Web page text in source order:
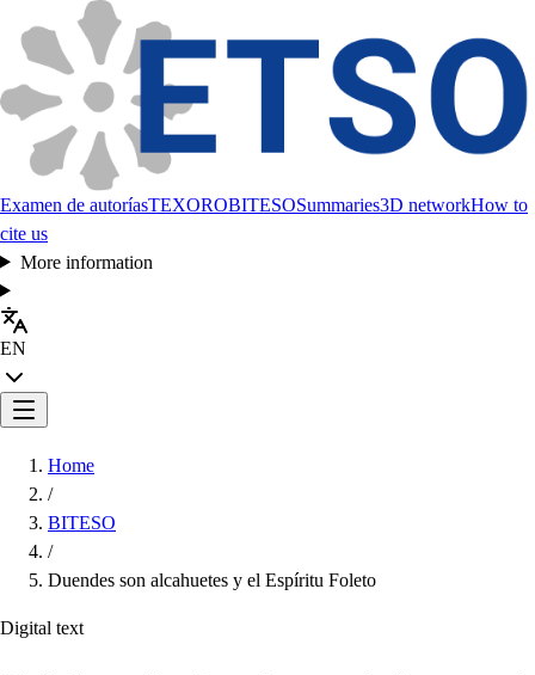
Examen de autoríasTEXOROBITESOSummaries3D networkHow to
cite us
More information
EN
Home
/
BITESO
/
Duendes son alcahuetes y el Espíritu Foleto
Digital text